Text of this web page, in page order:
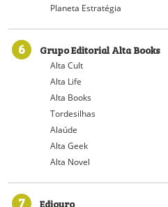
Planeta Estratégia
6 Grupo Editorial Alta Books
Alta Cult
Alta Life
Alta Books
Tordesilhas
Alaúde
Alta Geek
Alta Novel
7 Ediouro